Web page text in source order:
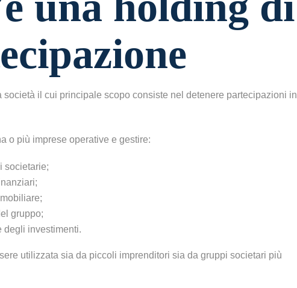
società il cui principale scopo consiste nel detenere partecipazioni in
o più imprese operative e gestire:
societarie;
gruppo;
degli investimenti.
utilizzata sia da piccoli imprenditori sia da gruppi societari più